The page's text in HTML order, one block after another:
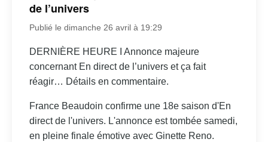
de l’univers
Publié le dimanche 26 avril à 19:29
DERNIÈRE HEURE I Annonce majeure
concernant En direct de l’univers et ça fait
réagir… Détails en commentaire.
France Beaudoin confirme une 18e saison d'En
direct de l'univers. L'annonce est tombée samedi,
en pleine finale émotive avec Ginette Reno.